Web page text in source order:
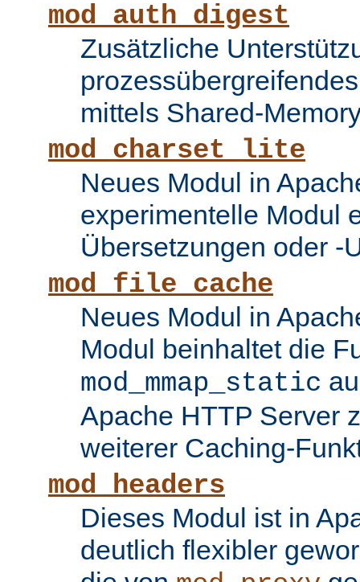
mod_auth_digest
Zusätzliche
mittels Shared-
mod_charset_lite
Neues Modul in
experimentelle Modul
Übersetzungen oder -
mod_file_cache
Neues Modul in
Modul beinhaltet die
mod_mmap_static
Apache HTTP Server
weiterer Caching-
mod_headers
Dieses Modul ist in
deutlich flexibler